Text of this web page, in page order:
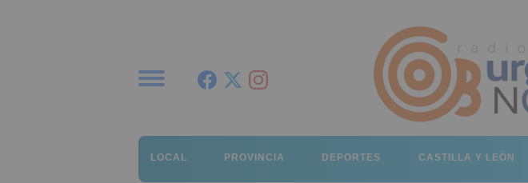
LOCAL PROVINCIA DEPORTES CASTILLA Y LEÓN